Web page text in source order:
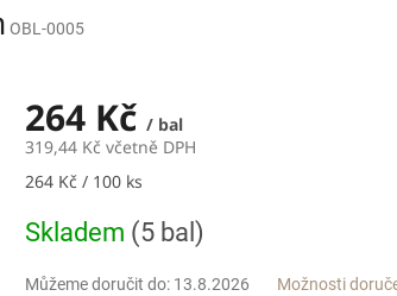
OBL-0005
264 Kč / bal
319,44 Kč včetně DPH
Měrná
264 Kč / 100 ks
Skladem (5 bal)
Můžeme doručit do: 13.8.2026 Možnosti